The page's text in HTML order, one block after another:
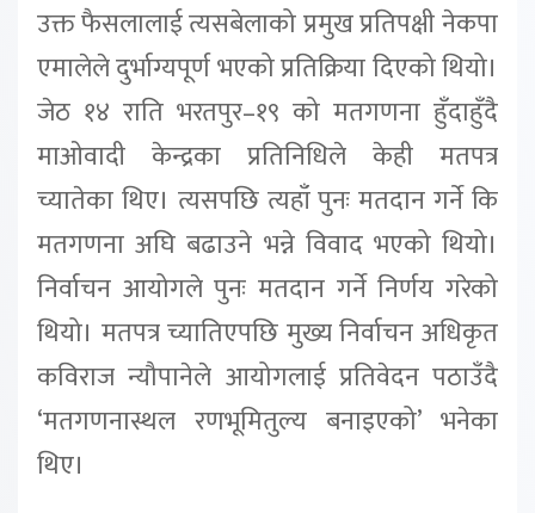
उक्त फैसलालाई त्यसबेलाको प्रमुख प्रतिपक्षी नेकपा
एमालेले दुर्भाग्यपूर्ण भएको प्रतिक्रिया दिएको थियो।
जेठ १४ राति भरतपुर–१९ को मतगणना हुँदाहुँदै
माओवादी केन्द्रका प्रतिनिधिले केही मतपत्र
च्यातेका थिए। त्यसपछि त्यहाँ पुनः मतदान गर्ने कि
मतगणना अघि बढाउने भन्ने विवाद भएको थियो।
निर्वाचन आयोगले पुनः मतदान गर्ने निर्णय गरेको
थियो। मतपत्र च्यातिएपछि मुख्य निर्वाचन अधिकृत
कविराज न्यौपानेले आयोगलाई प्रतिवेदन पठाउँदै
‘मतगणनास्थल रणभूमितुल्य बनाइएको’ भनेका
थिए।